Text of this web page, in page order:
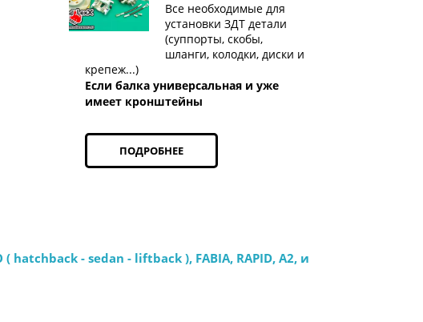
Все необходимые для
установки ЗДТ детали
(суппорты, скобы,
шланги, колодки, диски и
крепеж...)
Если балка универсальная и уже
имеет кронштейны
ПОДРОБНЕЕ
hatchback - sedan - liftback ), FABIA, RAPID, A2, и